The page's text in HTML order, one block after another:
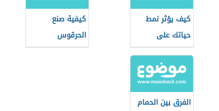
كيف يؤثر نمط
حياتك على
طاقتك الإيجابية؟
كيفية صنع
الحرقوس
التونسي
الفرق بين الحمام